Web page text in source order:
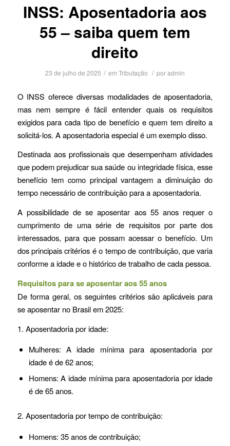
INSS: Aposentadoria aos
55 – saiba quem tem
direito
23 de julho de 2025 / em Tributação / poradmin
O INSS oferece diversas modalidades de aposentadoria,
mas nem sempre é fácil entender quais os requisitos
exigidos para cada tipo de benefício e quem tem direito a
solicitá-los. A aposentadoria especial é um exemplo disso.
Destinada aos profissionais que desempenham atividades
que podem prejudicar sua saúde ou integridade física, esse
benefício tem como principal vantagem a diminuição do
tempo necessário de contribuição para a aposentadoria.
A possibilidade de se aposentar aos 55 anos requer o
cumprimento de uma série de requisitos por parte dos
interessados, para que possam acessar o benefício. Um
dos principais critérios é o tempo de contribuição, que varia
conforme a idade e o histórico de trabalho de cada pessoa.
Requisitos para se aposentar aos 55 anos
De forma geral, os seguintes critérios são aplicáveis para
se aposentar no Brasil em 2025:
1. Aposentadoria por idade:
Mulheres: A idade mínima para aposentadoria por
idade é de 62 anos;
Homens: A idade mínima para aposentadoria por idade
é de 65 anos.
2. Aposentadoria por tempo de contribuição:
Homens: 35 anos de contribuição;